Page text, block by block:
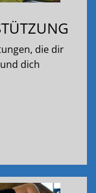
die dir
dich